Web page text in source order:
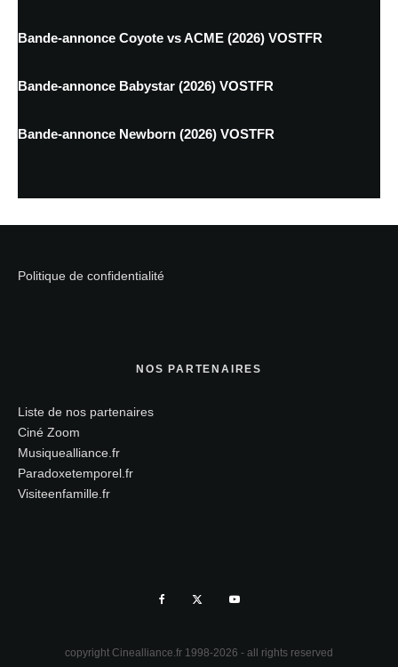
Bande-annonce Coyote vs ACME (2026) VOSTFR
Bande-annonce Babystar (2026) VOSTFR
Bande-annonce Newborn (2026) VOSTFR
Politique de confidentialité
NOS PARTENAIRES
Liste de nos partenaires
Ciné Zoom
Musiquealliance.fr
Paradoxetemporel.fr
Visiteenfamille.fr
copyright Cinealliance.fr 1998-2026 - all rights reserved